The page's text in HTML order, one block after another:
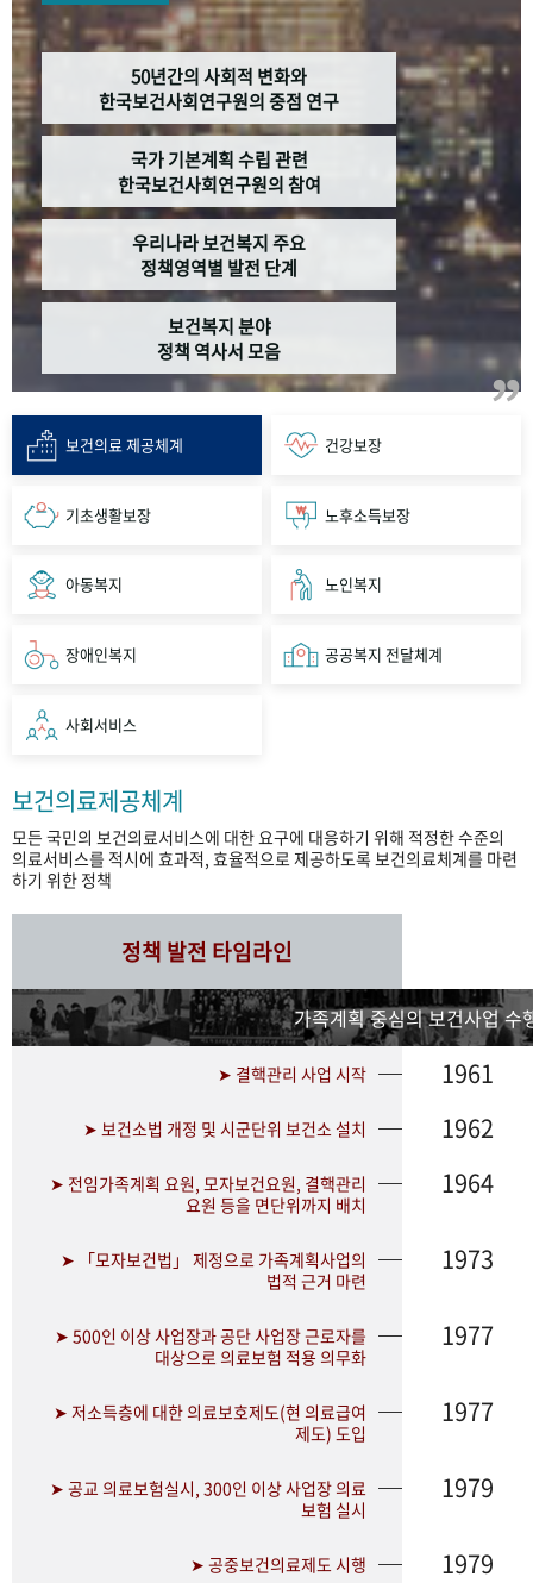
50년간의 사회적 변화와
한국보건사회연구원의 중점 연구
국가 기본계획 수립 관련
한국보건사회연구원의 참여
우리나라 보건복지 주요
정책영역별 발전 단계
보건복지 분야
정책 역사서 모음
보건의료 제공체계 건강보장
기초생활보장 노후소득보장
아동복지 노인복지
장애인복지 공공복지 전달체계
사회서비스
보건의료제공체계
모든 국민의 보건의료서비스에 대한 요구에 대응하기 위해 적정한 수준의
의료서비스를 적시에 효과적, 효율적으로 제공하도록 보건의료체계를 마련
하기 위한 정책
정책 발전 타임라인
가족계획 중심의 보건사업 수
➤ 결핵관리 사업 시작 1961
➤ 보건소법 개정 및 시군단위 보건소 설치 1962
➤ 전임가족계획 요원, 모자보건요원, 결핵관리
요원 등을 면단위까지 배치
1964
➤ 「모자보건법」 제정으로 가족계획사업의
법적 근거 마련
1973
➤ 500인 이상 사업장과 공단 사업장 근로자를
대상으로 의료보험 적용 의무화
1977
➤ 저소득층에 대한 의료보호제도(현 의료급여
제도) 도입
1977
➤ 공교 의료보험실시, 300인 이상 사업장 의료
보험 실시
1979
➤ 공중보건의료제도 시행 1979